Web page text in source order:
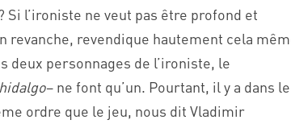
Si l’ironiste ne veut pas être profond et
revanche, revendique hautement cela
deux personnages de l’ironiste, le
hidalgo– ne font qu’un. Pourtant, il y a dans le
ordre que le jeu, nous dit Vladimir